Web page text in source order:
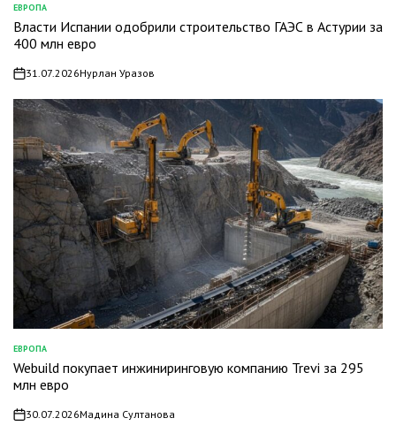
ОПУБЛИКОВАНО
В
ЕВРОПА
Власти Испании одобрили строительство ГАЭС в Астурии за
400 млн евро
on31.07.2026Нурлан Уразов
ОПУБЛИКОВАНО
В
ЕВРОПА
Webuild покупает инжиниринговую компанию Trevi за 295
млн евро
on30.07.2026Мадина Султанова